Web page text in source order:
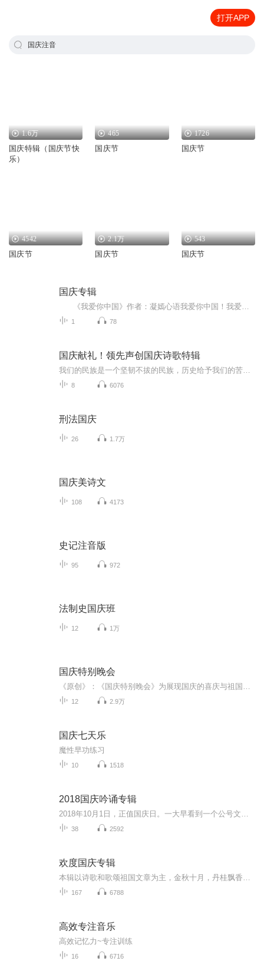
打开APP
国庆注音
1.6万
国庆特辑（国庆节快
乐）
465
国庆节
1726
国庆节
4542
国庆节
2.1万
国庆节
543
国庆节
国庆专辑
1 78
国庆献礼！领先声创国庆诗歌特辑
8 6076
刑法国庆
26 1.7万
国庆美诗文
108 4173
史记注音版
95 972
法制史国庆班
12 1万
国庆特别晚会
12 2.9万
国庆七天乐
魔性早功练习
10 1518
2018国庆吟诵专辑
38 2592
欢度国庆专辑
167 6788
高效专注音乐
高效记忆力~专注训练
16 6716